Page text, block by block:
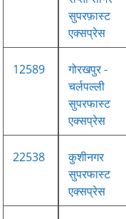
सुपरफ़ास्ट
एक्सप्रेस
12589
गोरखपुर -
चर्लपल्ली
सुपरफास्ट
एक्सप्रेस
22538
कुशीनगर
सुपरफास्ट
एक्सप्रेस